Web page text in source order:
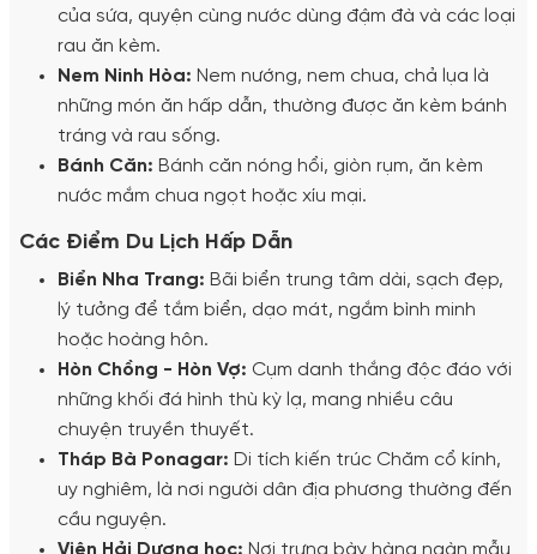
của sứa, quyện cùng nước dùng đậm đà và các loại
rau ăn kèm.
Nem Ninh Hòa: Nem nướng, nem chua, chả lụa là
những món ăn hấp dẫn, thường được ăn kèm bánh
tráng và rau sống.
Bánh Căn: Bánh căn nóng hổi, giòn rụm, ăn kèm
nước mắm chua ngọt hoặc xíu mại.
Các Điểm Du Lịch Hấp Dẫn
Biển Nha Trang: Bãi biển trung tâm dài, sạch đẹp,
lý tưởng để tắm biển, dạo mát, ngắm bình minh
hoặc hoàng hôn.
Hòn Chồng - Hòn Vợ: Cụm danh thắng độc đáo với
những khối đá hình thù kỳ lạ, mang nhiều câu
chuyện truyền thuyết.
Tháp Bà Ponagar: Di tích kiến trúc Chăm cổ kính,
uy nghiêm, là nơi người dân địa phương thường đến
cầu nguyện.